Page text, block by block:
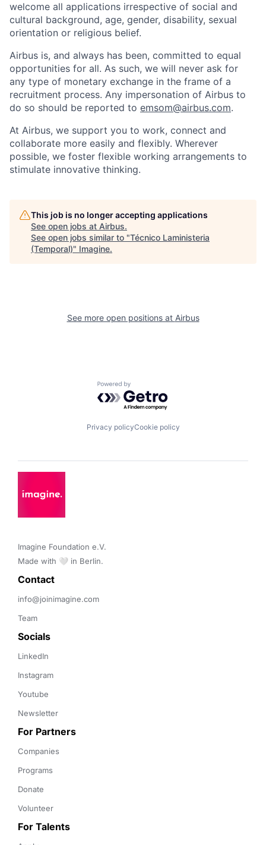
welcome all applications irrespective of social and
cultural background, age, gender, disability, sexual
orientation or religious belief.
Airbus is, and always has been, committed to equal
opportunities for all. As such, we will never ask for
any type of monetary exchange in the frame of a
recruitment process. Any impersonation of Airbus to
do so should be reported to emsom@airbus.com.
At Airbus, we support you to work, connect and
collaborate more easily and flexibly. Wherever
possible, we foster flexible working arrangements to
stimulate innovative thinking.
This job is no longer accepting applications
See open jobs at Airbus.
See open jobs similar to "Técnico Laministeria
(Temporal)" Imagine.
See more open positions at Airbus
Powered by Getro.com
Privacy policyCookie policy
Imagine Foundation e.V.
Made with 🤍 in Berlin.
Contact
info@joinimagine.com
Team
Socials
LinkedIn
Instagram
Youtube
Newsletter
For Partners
Companies
Programs
Donate
Volunteer
For Talents